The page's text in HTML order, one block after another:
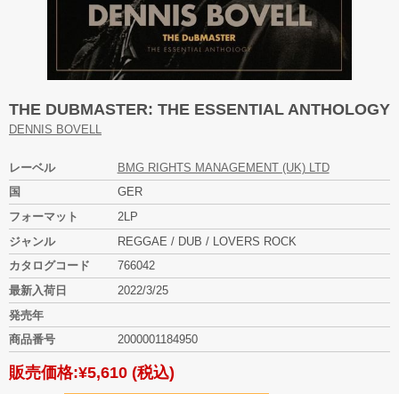
THE DUBMASTER: THE ESSENTIAL ANTHOLOGY
DENNIS BOVELL
レーベル
BMG RIGHTS MANAGEMENT (UK) LTD
国
GER
フォーマット
2LP
ジャンル
REGGAE / DUB / LOVERS ROCK
カタログコード
766042
最新入荷日
2022/3/25
発売年
商品番号
2000001184950
販売価格:¥5,610 (税込)